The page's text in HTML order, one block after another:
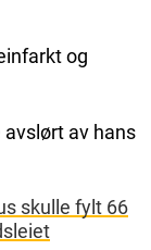
og
av hans
skulle fylt 66